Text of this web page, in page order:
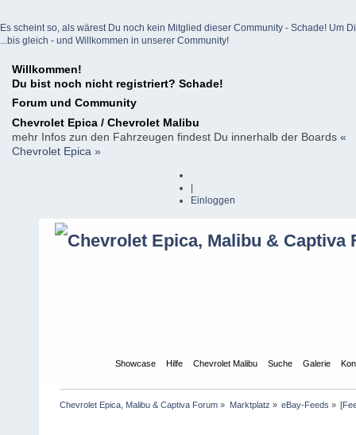
Es scheint so, als wärest Du noch kein Mitglied dieser Community - Schade! Um
...bis gleich - und Willkommen in unserer Community!
Willkommen!
Du bist noch nicht registriert? Schade!
Forum und Community
Chevrolet Epica / Chevrolet Malibu
mehr Infos zun den Fahrzeugen findest Du innerhalb der Boards «
Chevrolet Epica »
Einloggen
Showcase Hilfe Chevrolet Malibu Suche Galerie
Chevrolet Epica, Malibu & Captiva Forum » Marktplatz » eBay-Feeds »